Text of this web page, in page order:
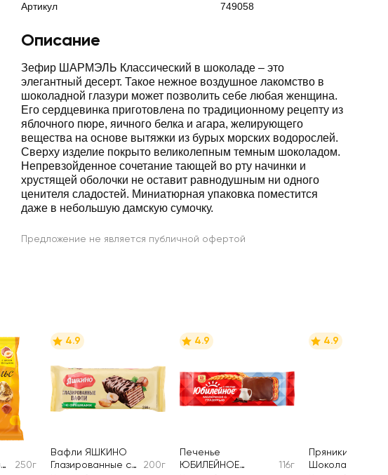
Артикул 749058
Описание
Зефир ШАРМЭЛЬ Классический в шоколаде – это
элегантный десерт. Такое нежное воздушное лакомство в
шоколадной глазури может позволить себе любая женщина.
Его сердцевинка приготовлена по традиционному рецепту из
яблочного пюре, яичного белка и агара, желирующего
вещества на основе вытяжки из бурых морских водорослей.
Сверху изделие покрыто великолепным темным шоколадом.
Непревзойденное сочетание тающей во рту начинки и
хрустящей оболочки не оставит равнодушным ни одного
ценителя сладостей. Миниатюрная упаковка поместится
даже в небольшую дамскую сумочку.
Предложение не является публичной офертой
250г
4.9
Вафли ЯШКИНО
Глазированные с
200г
4.9
Печенье
ЮБИЛЕЙНОЕ
116г
4.9
Пряники ЯШКИНО
Шоколадные